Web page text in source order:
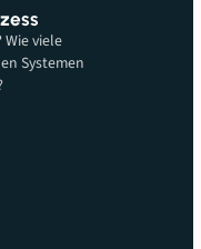
viele
Systemen